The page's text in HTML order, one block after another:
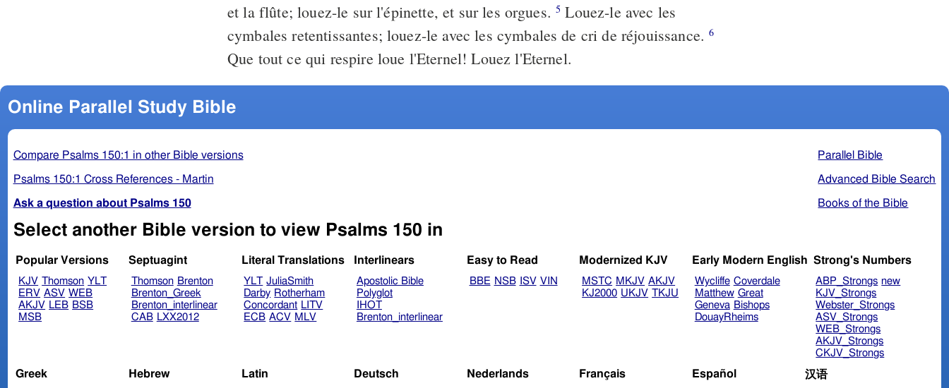
et la flûte; louez-le sur l'épinette, et sur les orgues.5 Louez-le avec les
cymbales retentissantes; louez-le avec les cymbales de cri de réjouissance.6
Que tout ce qui respire loue l'Eternel! Louez l'Eternel.
Online Parallel Study Bible
Parallel Bible
Advanced Bible Search
Books of the Bible
Compare Psalms 150:1 in other Bible versions
Psalms 150:1 Cross References - Martin
Ask a question about Psalms 150
Select another Bible version to view Psalms 150 in
Popular Versions
KJV Thomson YLT
ERV ASV WEB
AKJV LEB BSB
MSB
Septuagint
Thomson Brenton
Brenton_Greek
Brenton_interlinear
CAB LXX2012
Literal Translations
YLT JuliaSmith
Darby Rotherham
Concordant LITV
ECB ACV MLV
Interlinears
Apostolic Bible
Polyglot
IHOT
Brenton_interlinear
Easy to Read
BBE NSB ISV VIN
Modernized KJV
MSTC MKJV AKJV
KJ2000 UKJV TKJU
Early Modern English
Wycliffe Coverdale
Matthew Great
Geneva Bishops
DouayRheims
Strong's Numbers
ABP_Strongs new
KJV_Strongs
Webster_Strongs
ASV_Strongs
WEB_Strongs
AKJV_Strongs
CKJV_Strongs
Greek Hebrew Latin Deutsch Nederlands Français Español 汉语